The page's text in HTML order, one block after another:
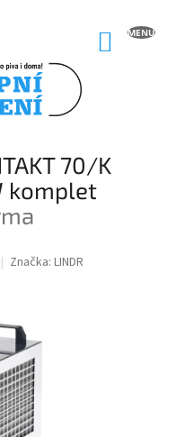
70/K
komplet
Značka: LINDR